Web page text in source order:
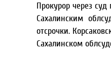
Прокурор через
Сахалинским
отсрочки.
Сахалинском